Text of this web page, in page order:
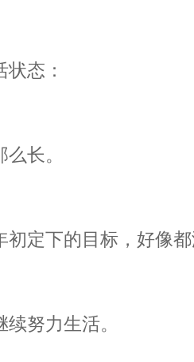
态：
长。
初定下的目标，好像
努力生活。